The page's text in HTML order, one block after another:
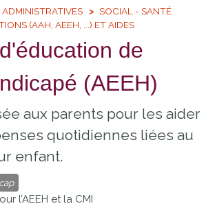
SOCIAL - SANTÉ
(AAH, AEEH, ...) ET AIDES
de
(AEEH)
aux parents pour les aider
quotidiennes liées au
enfant.
l’AEEH et la CMI